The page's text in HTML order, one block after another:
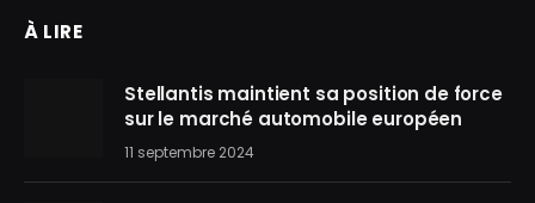
À LIRE
Stellantis maintient sa position de force
sur le marché automobile européen
11 septembre 2024